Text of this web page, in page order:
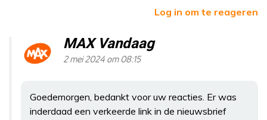
Log in om te reageren
MAX Vandaag
2 mei 2024 om 08:15
Goedemorgen, bedankt voor uw reacties. Er was
inderdaad een verkeerde link in de nieuwsbrief